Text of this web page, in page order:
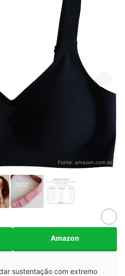
Fonte: amazon.com.br
Amazon
sustentação com extremo